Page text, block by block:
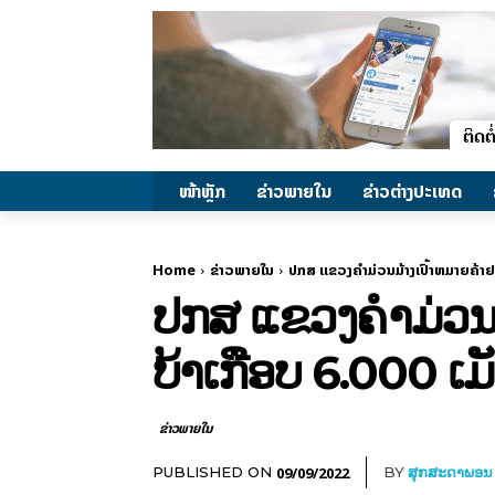
ໜ້າຫຼັກ ຂ່າວພາຍ​ໃນ ຂ່າວຕ່າງປະເທດ
Home ຂ່າວພາຍ​ໃນ ປກສ ແຂວງຄຳມ່ວນມ້າງເປົ້າຫມາຍຄ້າ
ປກສ ແຂວງຄຳມ່ວ
ບ້າເກືອບ 6.000 ເ
ຂ່າວພາຍ​ໃນ
PUBLISHED ON 09/09/2022 BYສຸກສະດາພອນ